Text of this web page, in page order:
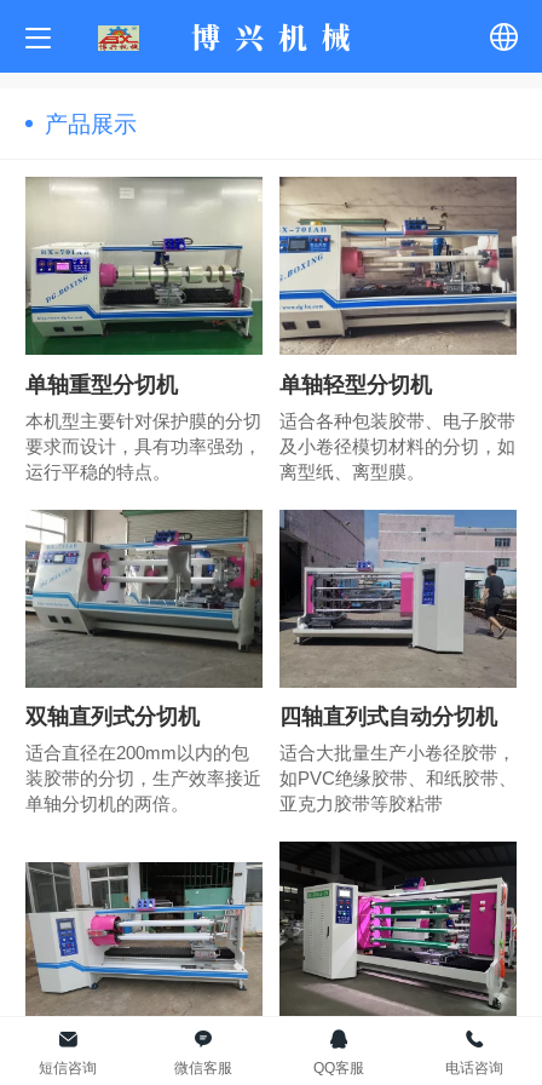
博 兴 机 械
English
한국어
ภาษาไทย
Pусский
français
Tiếng Việt
Bahasa
عربي
Bahasa
Română
កម្ពុជា។
বাংলা
产品展示
单轴重型分切机
本机型主要针对保护膜的分切
要求而设计，具有功率强劲，
运行平稳的特点。
单轴轻型分切机
适合各种包装胶带、电子胶带
及小卷径模切材料的分切，如
离型纸、离型膜。
双轴直列式分切机
适合直径在200mm以内的包
装胶带的分切，生产效率接近
单轴分切机的两倍。
四轴直列式自动分切机
适合大批量生产小卷径胶带，
如PVC绝缘胶带、和纸胶带、
亚克力胶带等胶粘带
4轴自动交换式分切机 8轴自动交换式分切机
短信咨询 微信客服 QQ客服 电话咨询